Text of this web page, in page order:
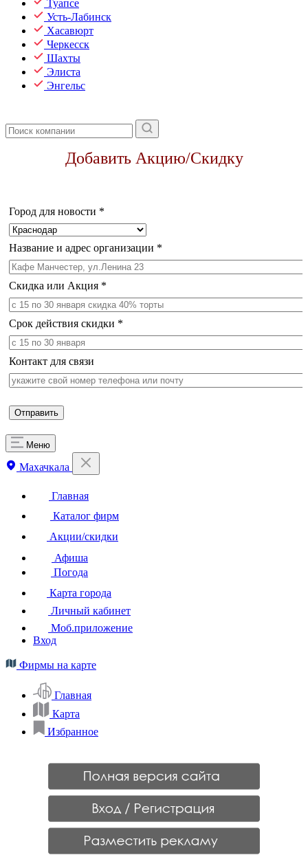
Туапсе
Усть-Лабинск
Хасавюрт
Черкесск
Шахты
Элиста
Энгельс
Добавить Акцию/Скидку
Город для новости *
Название и адрес организации *
Скидка или Акция *
Срок действия скидки *
Контакт для связи
Меню
Махачкала
Главная
Каталог фирм
Акции/скидки
Афиша
Погода
Карта города
Личный кабинет
Моб.приложение
Вход
Фирмы на карте
Главная
Карта
Избранное